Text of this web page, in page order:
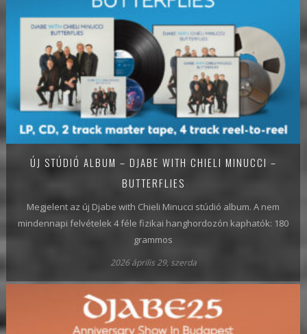
ÚJ STÚDIÓ ALBUM – DJABE WITH CHIELI MINUCCI –
BUTTERFLIES
Megjelent az új Djabe with Chieli Minucci stúdió album. A nem
mindennapi felvételek 4 féle fizikai hanghordozón kaphatók: 180
grammos
2026 április 29, szerda